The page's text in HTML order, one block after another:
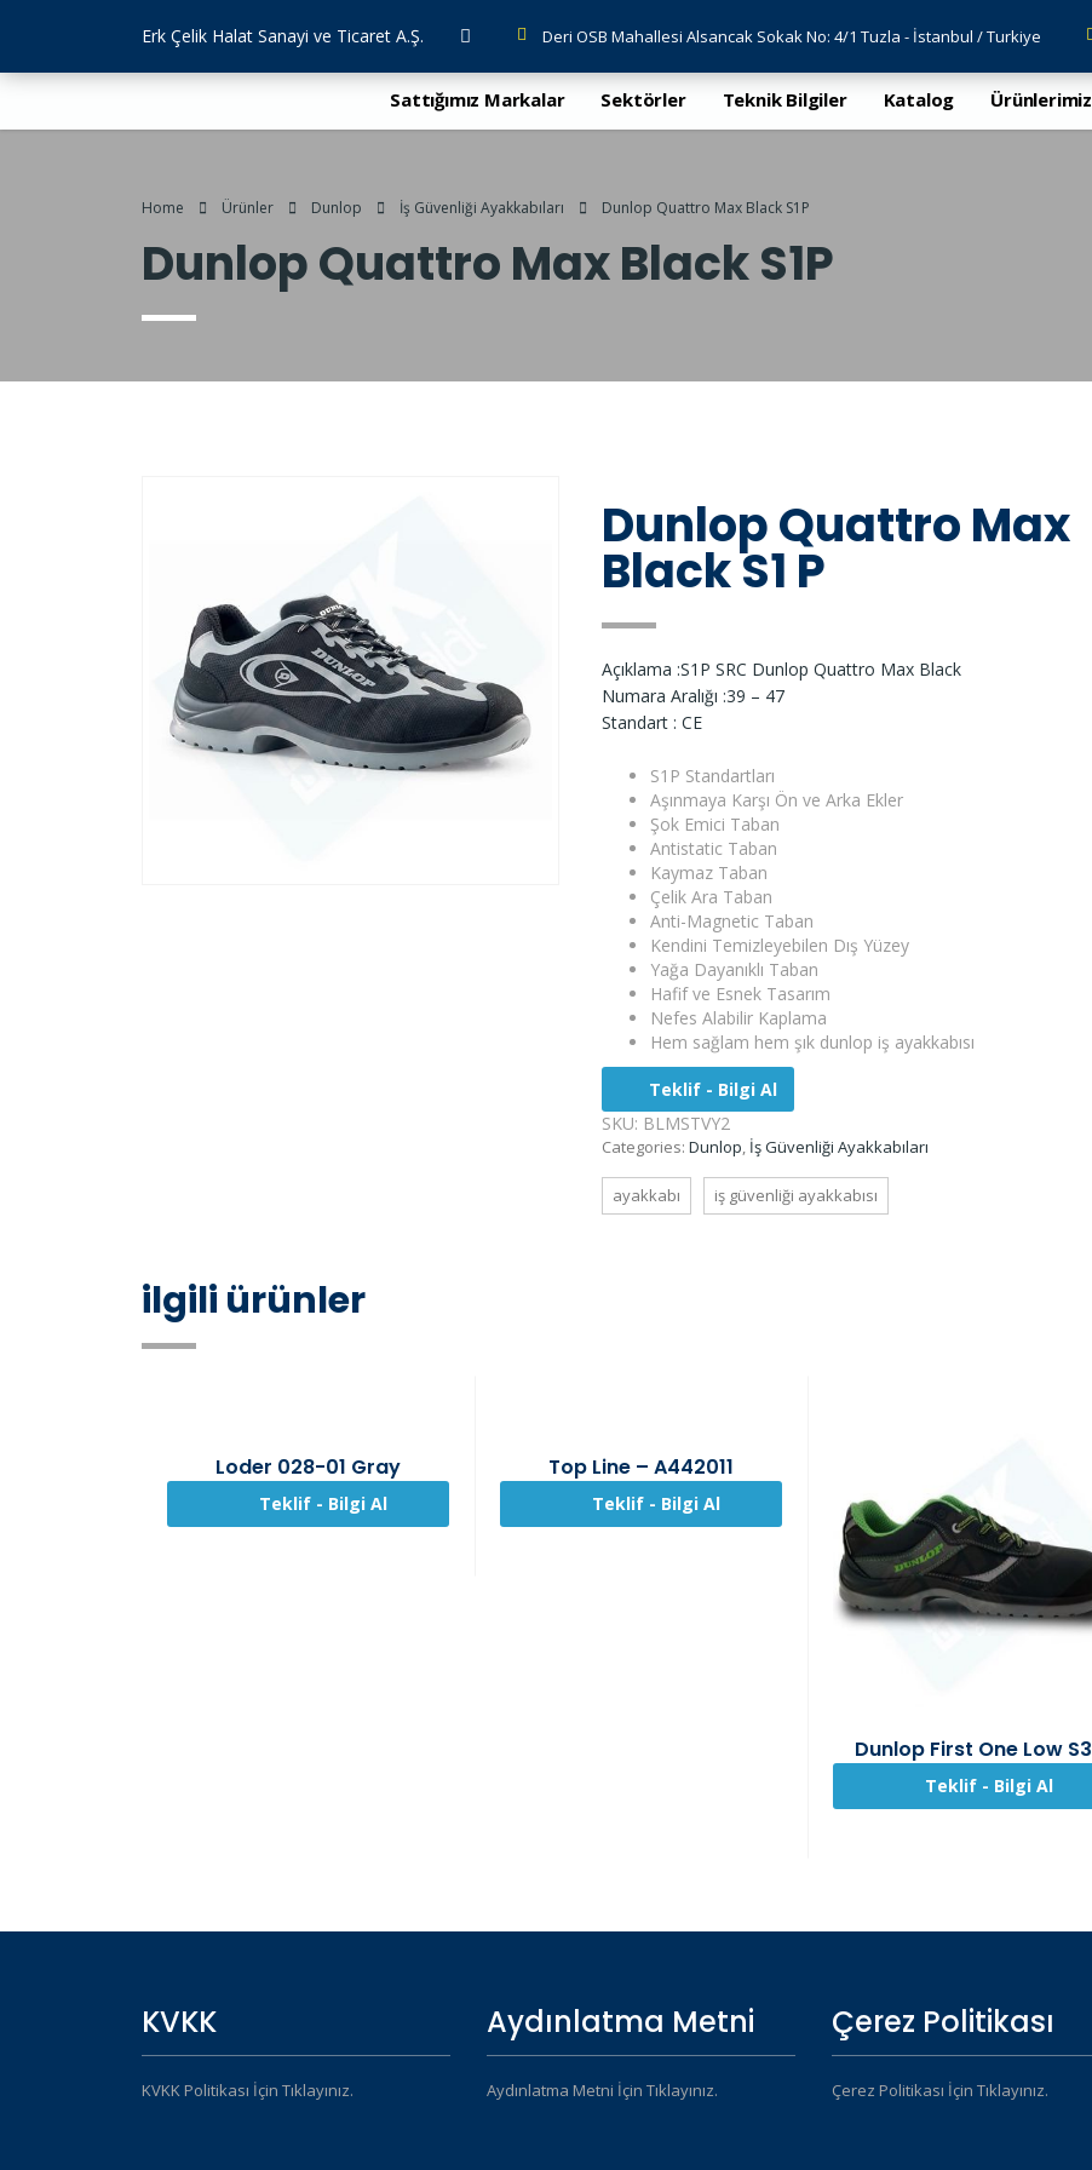
Erk Çelik Halat Sanayi ve Ticaret A.Ş. Deri OSB Mahallesi Alsancak Sokak No: 4/1 Tuzla - İstanbul / Turkiye
Sattığımız Markalar Sektörler Teknik Bilgiler Katalog Ürünlerimiz
Home Ürünler Dunlop İş Güvenliği Ayakkabıları Dunlop Quattro Max Black S1P
Dunlop Quattro Max Black S1P
Dunlop Quattro Max
Black S1 P
Açıklama :S1P SRC Dunlop Quattro Max Black
Numara Aralığı :39 – 47
Standart : CE
S1P Standartları
Aşınmaya Karşı Ön ve Arka Ekler
Şok Emici Taban
Antistatic Taban
Kaymaz Taban
Çelik Ara Taban
Anti-Magnetic Taban
Kendini Temizleyebilen Dış Yüzey
Yağa Dayanıklı Taban
Hafif ve Esnek Tasarım
Nefes Alabilir Kaplama
Hem sağlam hem şık dunlop iş ayakkabısı
Teklif - Bilgi Al
SKU: BLMSTVY2
Categories: Dunlop, İş Güvenliği Ayakkabıları
ayakkabı iş güvenliği ayakkabısı
ilgili ürünler
Loder 028-01 Gray
Teklif - Bilgi Al
Top Line – A442011
Teklif - Bilgi Al
Dunlop First One Low S3
Teklif - Bilgi Al
KVKK
KVKK Politikası İçin Tıklayınız.
Aydınlatma Metni
Aydınlatma Metni İçin Tıklayınız.
Çerez Politikası
Çerez Politikası İçin Tıklayınız.